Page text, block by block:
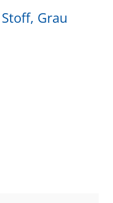
Grau